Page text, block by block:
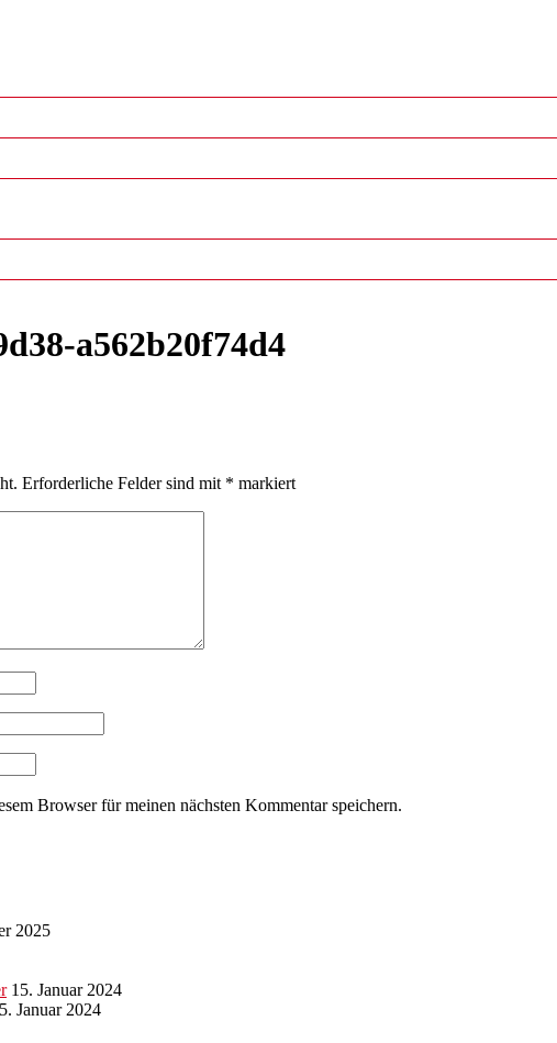
a562b20f74d4
Erforderliche Felder sind mit * markiert
Browser für meinen nächsten Kommentar speichern.
2025
15. Januar 2024
Januar 2024